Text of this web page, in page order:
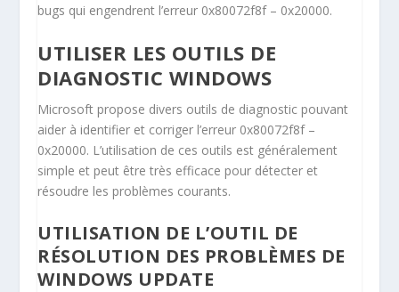
bugs qui engendrent l’erreur 0x80072f8f – 0x20000.
UTILISER LES OUTILS DE
DIAGNOSTIC WINDOWS
Microsoft propose divers outils de diagnostic pouvant
aider à identifier et corriger l’erreur 0x80072f8f –
0x20000. L’utilisation de ces outils est généralement
simple et peut être très efficace pour détecter et
résoudre les problèmes courants.
UTILISATION DE L’OUTIL DE
RÉSOLUTION DES PROBLÈMES DE
WINDOWS UPDATE